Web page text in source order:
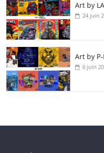
Art by
24 juin
Art by
6 juin